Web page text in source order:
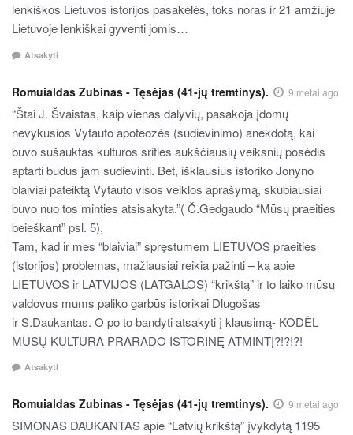
lenkiškos Lietuvos istorijos pasakėlės, toks noras ir 21 amžiuje
Lietuvoje lenkiškai gyventi jomis…
Atsakyti
Romuialdas Zubinas - Tęsėjas (41-jų tremtinys). 9 metai ago
“Štai J. Švaistas, kaip vienas dalyvių, pasakoja įdomų
nevykusios Vytauto apoteozės (sudievinimo) anekdotą, kai
buvo sušauktas kultūros srities aukščiausių veiksnių posėdis
aptarti būdus jam sudievinti. Bet, išklausius istoriko Jonyno
blaiviai pateiktą Vytauto visos veiklos aprašymą, skubiausiai
buvo nuo tos minties atsisakyta.”( Č.Gedgaudo “Mūsų praeities
beieškant” psl. 5),
Tam, kad ir mes “blaiviai” spręstumem LIETUVOS praeities
(istorijos) problemas, mažiausiai reikia pažinti – ką apie
LIETUVOS ir LATVIJOS (LATGALOS) “krikštą” ir to laiko mūsų
valdovus mums paliko garbūs istorikai Dlugošas
ir S.Daukantas. O po to bandyti atsakyti į klausimą- KODĖL
MŪSŲ KULTŪRA PRARADO ISTORINĘ ATMINTĮ?!?!?!
Atsakyti
Romuialdas Zubinas - Tęsėjas (41-jų tremtinys). 9 metai ago
SIMONAS DAUKANTAS apie “Latvių krikštą” įvykdytą 1195